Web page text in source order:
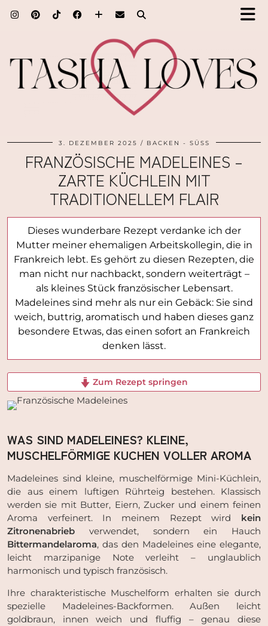
3. DEZEMBER 2025 BACKEN - SÜSS
FRANZÖSISCHE MADELEINES –
ZARTE KÜCHLEIN MIT
TRADITIONELLEM FLAIR
Dieses wunderbare Rezept verdanke ich der
Mutter meiner ehemaligen Arbeitskollegin, die in
Frankreich lebt. Es gehört zu diesen Rezepten, die
man nicht nur nachbackt, sondern weiterträgt –
als kleines Stück französischer Lebensart.
Madeleines sind mehr als nur ein Gebäck: Sie sind
weich, buttrig, aromatisch und haben dieses ganz
besondere Etwas, das einen sofort an Frankreich
denken lässt.
Zum Rezept springen
WAS SIND MADELEINES? KLEINE,
MUSCHELFÖRMIGE KUCHEN VOLLER AROMA
Madeleines sind kleine, muschelförmige Mini-Küchlein,
die aus einem luftigen Rührteig bestehen. Klassisch
werden sie mit Butter, Eiern, Zucker und einem feinen
Aroma verfeinert. In meinem Rezept wird kein
Zitronenabrieb verwendet, sondern ein Hauch
Bittermandelaroma, das den Madeleines eine elegante,
leicht marzipanige Note verleiht – unglaublich
harmonisch und typisch französisch.
Ihre charakteristische Muschelform erhalten sie durch
spezielle Madeleines-Backformen. Außen leicht
goldbraun, innen weich und fluffig – genau diese